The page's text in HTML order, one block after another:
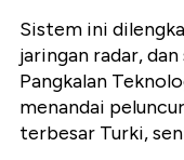
Sistem ini
jaringan radar,
Pangkalan
menandai
terbesar Turki,